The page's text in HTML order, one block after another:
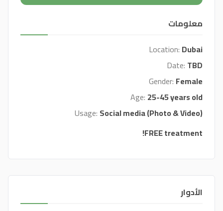
معلومات
Location: Dubai
Date: TBD
Gender: Female
Age: 25-45 years old
Usage: Social media (Photo & Video)
FREE treatment!
الأدوار